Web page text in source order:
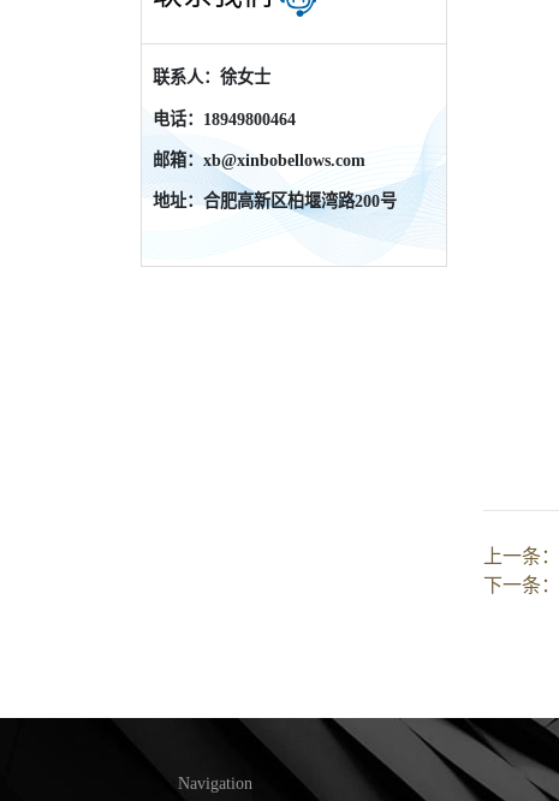
联系人：徐女士
电话：18949800464
邮箱：xb@xinbobellows.com
地址：合肥高新区柏堰湾路200号
上一条：
下一条：
Navigation